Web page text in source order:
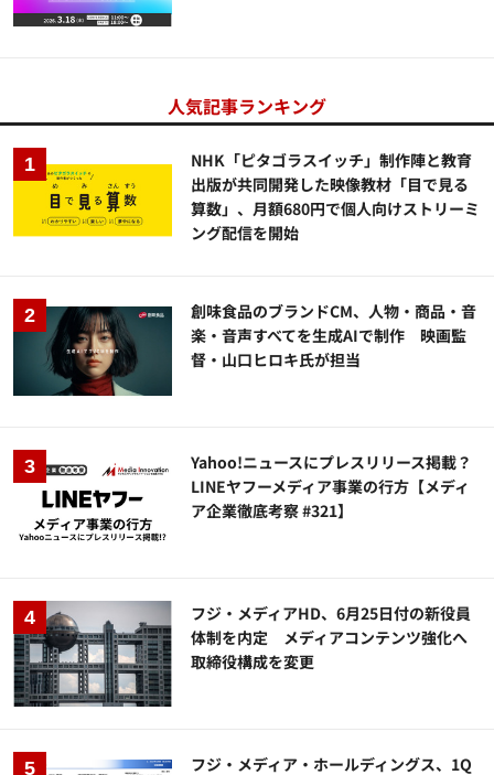
人気記事ランキング
NHK「ピタゴラスイッチ」制作陣と教育
出版が共同開発した映像教材「目で見る
算数」、月額680円で個人向けストリーミ
ング配信を開始
創味食品のブランドCM、人物・商品・音
楽・音声すべてを生成AIで制作 映画監
督・山口ヒロキ氏が担当
Yahoo!ニュースにプレスリリース掲載？
LINEヤフーメディア事業の行方【メディ
ア企業徹底考察 #321】
フジ・メディアHD、6月25日付の新役員
体制を内定 メディアコンテンツ強化へ
取締役構成を変更
フジ・メディア・ホールディングス、1Q